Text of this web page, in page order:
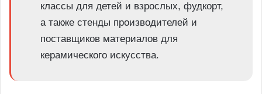
классы для детей и взрослых, фудкорт,
а также стенды производителей и
поставщиков материалов для
керамического искусства.